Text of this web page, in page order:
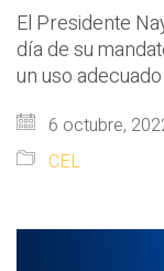
El Presidente
día de su
un uso
6 octubre,
CEL